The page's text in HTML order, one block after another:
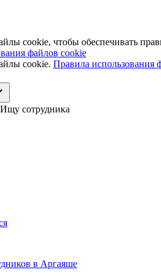
cookie, чтобы обеспечивать
файлов cookie
cookie. Правила использования
Ищу сотрудника
в Аргаяше